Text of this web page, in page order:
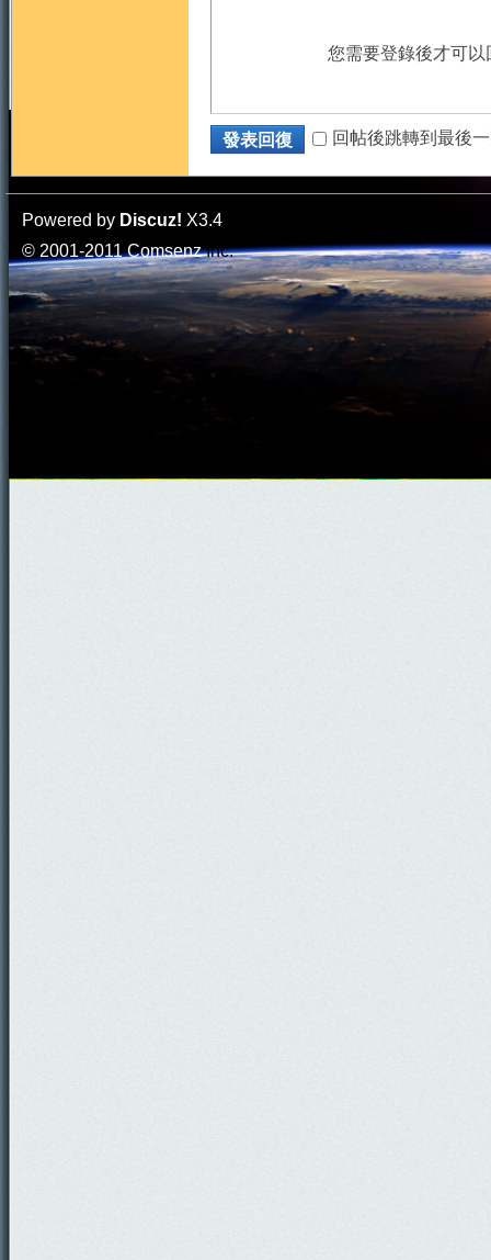
您需要登錄後才可
發表回復 回帖後跳轉到最後
Powered by Discuz! X3.4
© 2001-2011ComsenzInc.